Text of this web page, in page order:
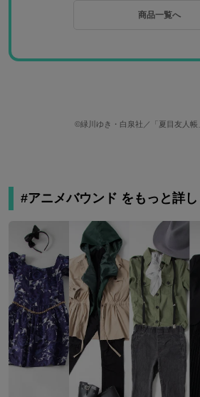
商品一覧へ
©緑川ゆき・白泉社／「夏目友人帳
#アニメバウンド をもっと詳し